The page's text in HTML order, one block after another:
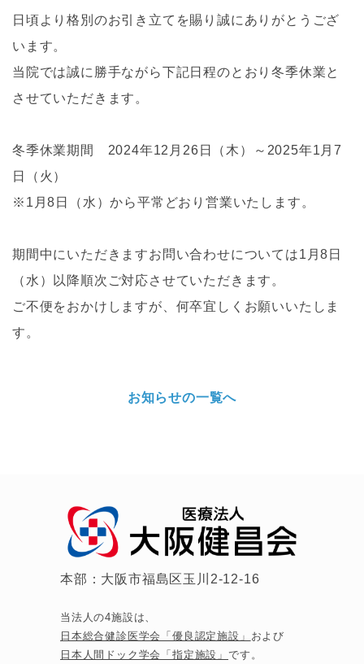
日頃より格別のお引き立てを賜り誠にありがとうござ
います。
当院では誠に勝手ながら下記日程のとおり冬季休業と
させていただきます。
冬季休業期間 2024年12月26日（木）～2025年1月7
日（火）
※1月8日（水）から平常どおり営業いたします。
期間中にいただきますお問い合わせについては1月8日
（水）以降順次ご対応させていただきます。
ご不便をおかけしますが、何卒宜しくお願いいたしま
す。
お知らせの一覧へ
本部：大阪市福島区玉川2-12-16
当法人の4施設は、
日本総合健診医学会「優良認定施設」 および
日本人間ドック学会「指定施設」です。